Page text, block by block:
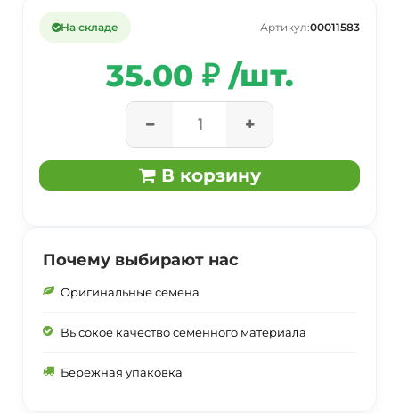
На складе Артикул:00011583
35.00 ₽ /шт.
В корзину
Почему выбирают нас
Оригинальные семена
Высокое качество семенного материала
Бережная упаковка